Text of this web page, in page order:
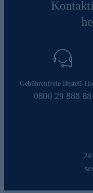
Gebührenfreie Bestell-
0800 29 888 88